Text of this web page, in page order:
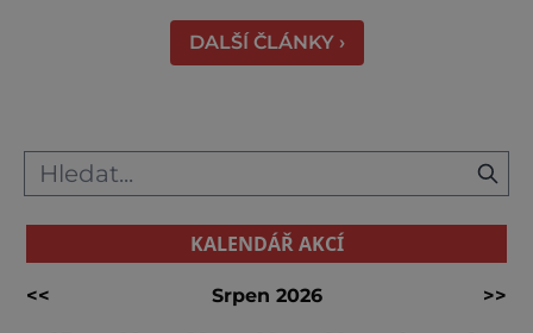
práci tehdejších horníků. [gallery
ids="91631,91630,91632,91633,91634,91635,9
DALŠÍ ČLÁNKY ›
KALENDÁŘ AKCÍ
<< Srpen 2026
>>